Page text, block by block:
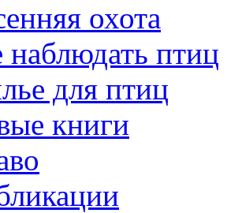
охота
наблюдать птиц
для птиц
книги